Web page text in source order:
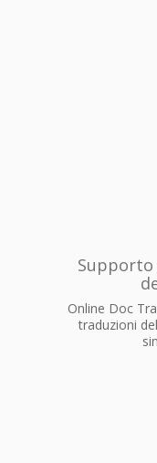
Supporto
Online Doc
traduzioni